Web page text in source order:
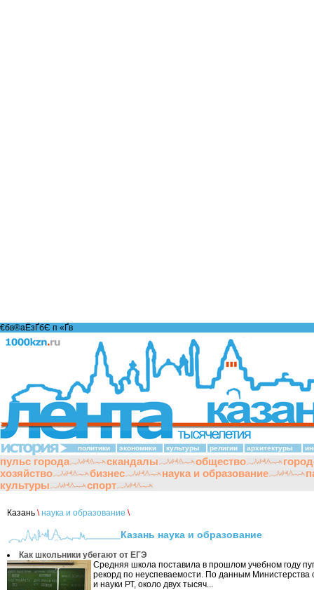
€бв®аЁзҐбЄ п «Ґ­в
политики экономики культуры религии архитектуры
пульс города скандалы общество
хозяйство
бизнес наука и образование
культуры
спорт
Казань \ наука и образование \
Казань наука и образование
Как школьники убегают от ЕГЭ
Средняя школа поставила в прошлом учебном году
рекорд по неуспеваемости. По данным Министерства
и науки РТ, около двух тысяч...